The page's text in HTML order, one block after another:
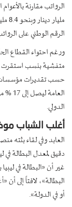
الرقم الوطني على
ورغم احتواء القطاع
حسب تقديرات مؤسسات
الدولي.
أغلب الشباب
العابد وفي لقاء بثته
دقيق لمعدل البطالة في
غير أن «البطالة في
البطالة»، لافتاً إلى
أو في الدولة».